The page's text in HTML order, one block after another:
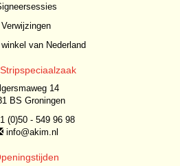
Verwijzingen
van Nederland
14
BS Groningen
(0)50 - 549 96 98
info@akim.nl